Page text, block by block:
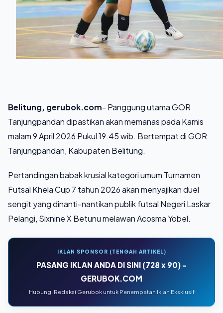
Belitung, gerubok.com- Panggung utama GOR
Tanjungpandan dipastikan akan memanas pada Kamis
malam 9 April 2026 Pukul 19.45 wib. Bertempat di GOR
Tanjungpandan, Kabupaten Belitung.
Pertandingan babak krusial kategori umum Turnamen
Futsal Khela Cup 7 tahun 2026 akan menyajikan duel
sengit yang dinanti-nantikan publik futsal Negeri Laskar
Pelangi, Sixnine X Betunu melawan Acosma Yobel.
IKLAN SPONSOR (TENGAH ARTIKEL)
PASANG IKLAN ANDA DI SINI (728 x 90) -
GERUBOK.COM
Hubungi Redaksi Gerubok untuk Penempatan Iklan Eksklusif